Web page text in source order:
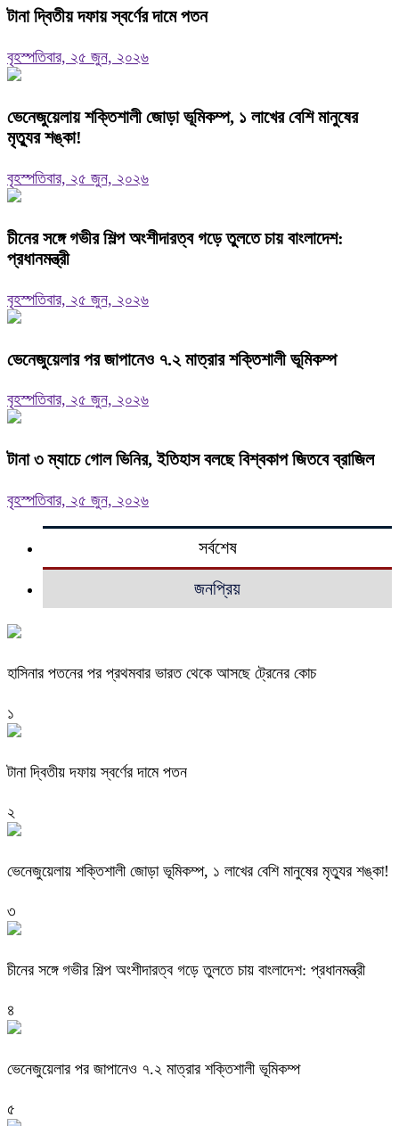
টানা দ্বিতীয় দফায় স্বর্ণের দামে পতন
বৃহস্পতিবার, ২৫ জুন, ২০২৬
ভেনেজুয়েলায় শক্তিশালী জোড়া ভূমিকম্প, ১ লাখের বেশি মানুষের
মৃত্যুর শঙ্কা!
বৃহস্পতিবার, ২৫ জুন, ২০২৬
চীনের সঙ্গে গভীর শিল্প অংশীদারত্ব গড়ে তুলতে চায় বাংলাদেশ:
প্রধানমন্ত্রী
বৃহস্পতিবার, ২৫ জুন, ২০২৬
ভেনেজুয়েলার পর জাপানেও ৭.২ মাত্রার শক্তিশালী ভূমিকম্প
বৃহস্পতিবার, ২৫ জুন, ২০২৬
টানা ৩ ম্যাচে গোল ভিনির, ইতিহাস বলছে বিশ্বকাপ জিতবে ব্রাজিল
বৃহস্পতিবার, ২৫ জুন, ২০২৬
সর্বশেষ
জনপ্রিয়
হাসিনার পতনের পর প্রথমবার ভারত থেকে আসছে ট্রেনের কোচ
১
টানা দ্বিতীয় দফায় স্বর্ণের দামে পতন
২
ভেনেজুয়েলায় শক্তিশালী জোড়া ভূমিকম্প, ১ লাখের বেশি মানুষের মৃত্যুর শঙ্কা!
৩
চীনের সঙ্গে গভীর শিল্প অংশীদারত্ব গড়ে তুলতে চায় বাংলাদেশ: প্রধানমন্ত্রী
৪
ভেনেজুয়েলার পর জাপানেও ৭.২ মাত্রার শক্তিশালী ভূমিকম্প
৫